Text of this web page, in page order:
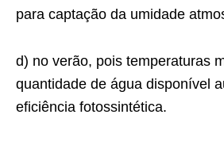
para captação da umidade
d) no verão, pois temperaturas
quantidade de água disponível
eficiência fotossintética.